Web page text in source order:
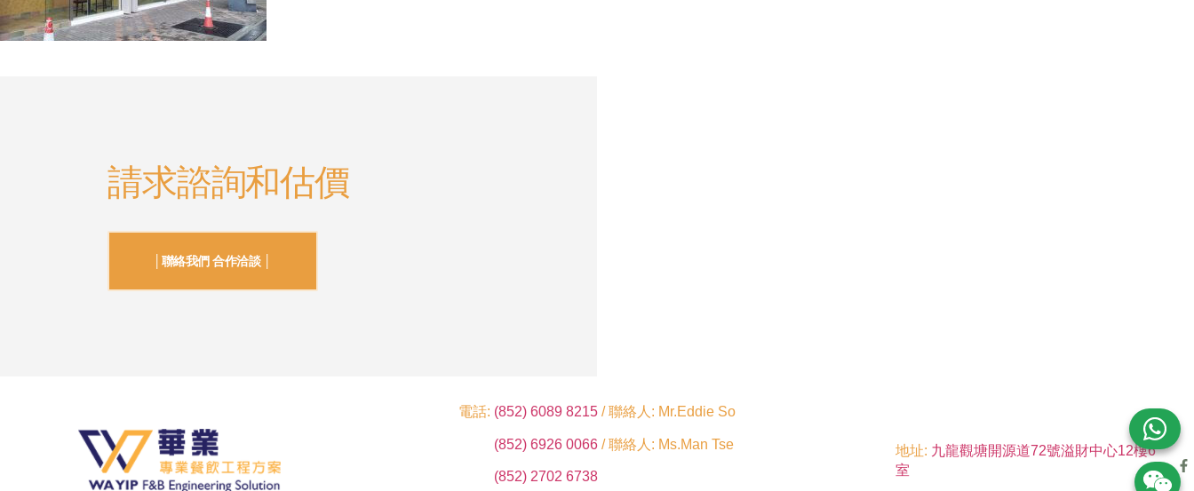
請求諮詢和估價
│聯絡我們 合作洽談 │
電話: (852) 6089 8215 / 聯絡人: Mr.Eddie So
(852) 6926 0066/ 聯絡人: Ms.Man Tse
(852) 2702 6738
地址: 九龍觀塘開源道72號溢財中心12樓6
室